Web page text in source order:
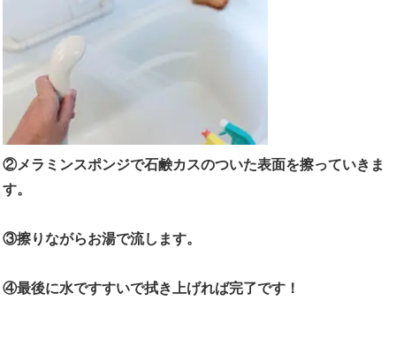
②メラミンスポンジで石鹸カスのついた表面を擦っていきま
す。
③擦りながらお湯で流します。
④最後に水ですすいで拭き上げれば完了です！